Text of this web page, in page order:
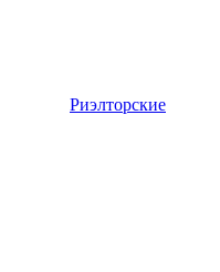
Риэлторские